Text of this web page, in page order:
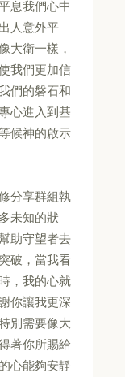
息我們心中
人意外平
大衛一樣，
我們更加信
們的磐石和
心進入到基
候神的啟示
分享群組執
未知的狀
助守望者去
破，當我看
，我的心就
你讓我更深
別需要像大
著你所賜給
心能夠安靜